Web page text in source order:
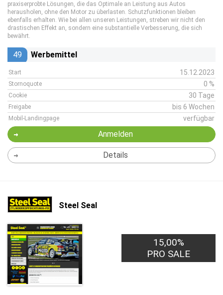
praxiserprobte Lösungen, die das Optimale an Leistung aus Autos
herausholen, ohne den Motor zu überlasten. Schutzfunktionen bleiben
ebenfalls erhalten. Wie bei allen unseren Leistungen, streben wir nicht den
drastischen Effekt an, sondern eine substantielle Verbesserung, die sich
bewährt.
49 Werbemittel
Start 15.12.2023
Stornoquote 0 %
Cookie 30 Tage
Freigabe bis 6 Wochen
Mobil-Landingpage verfügbar
Anmelden
Details
Steel Seal
15,00%
PRO SALE